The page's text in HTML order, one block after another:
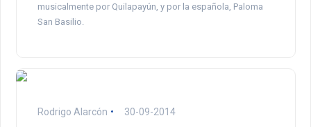
musicalmente por Quilapayún, y por la española, Paloma
San Basilio.
Rodrigo Alarcón 30-09-2014